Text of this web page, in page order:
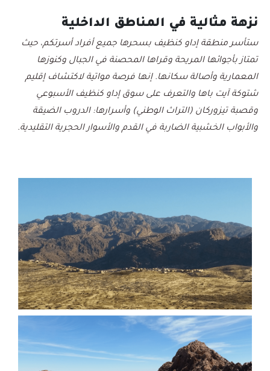
نزهة مثالية في المناطق الداخلية
ستأسر منطقة إداو كنظيف بسحرها جميع أفراد أسرتكم، حيث
تمتاز بأجوائها المريحة وقراها المحصنة في الجبال وكنوزها
المعمارية وأصالة سكانها. إنها فرصة مواتية لاكتشاف إقليم
شتوكة آيت باها والتعرف على سوق إداو كنظيف الأسبوعي
وقصبة تيزوركان (التراث الوطني) وأسرارها: الدروب الضيقة
والأبواب الخشبية الضاربة في القدم والأسوار الحجرية التقليدية.